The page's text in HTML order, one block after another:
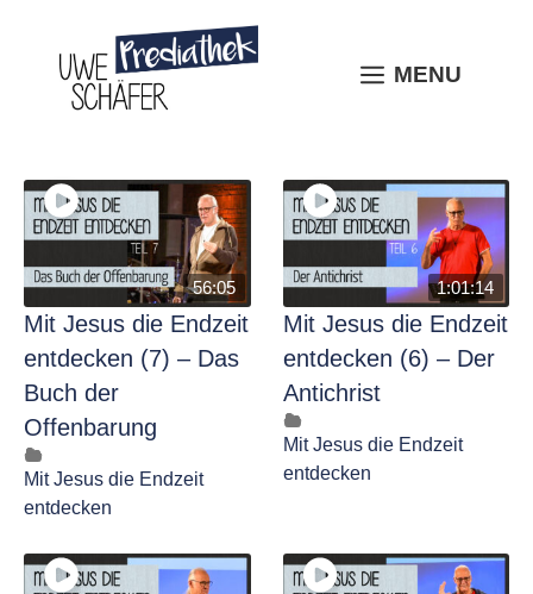
content
MENU
MENU
56:05
Mit Jesus die Endzeit
entdecken (7) – Das
Buch der
Offenbarung
Mit Jesus die Endzeit
entdecken
1:01:14
Mit Jesus die Endzeit
entdecken (6) – Der
Antichrist
Mit Jesus die Endzeit
entdecken